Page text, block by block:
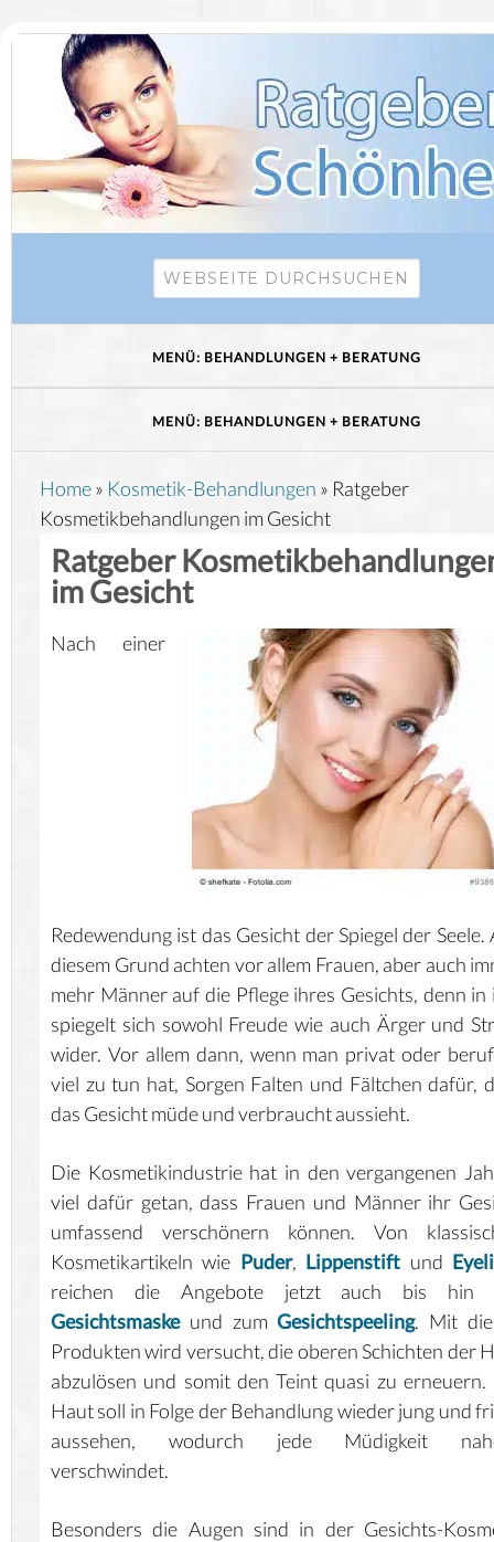
Home» Kosmetik-Behandlungen » Ratgeber
Kosmetikbehandlungen im Gesicht
Ratgeber
im Gesicht
Nach einer
Redewendung ist das Gesicht der Spiegel der Seele.
diesem Grund achten vor allem Frauen, aber auch
mehr Männer auf die Pflege ihres Gesichts, denn in
spiegelt sich sowohl Freude wie auch Ärger und
wider. Vor allem dann, wenn man privat oder
viel zu tun hat, Sorgen Falten und Fältchen dafür,
das Gesicht müde und verbraucht aussieht.
Die Kosmetikindustrie hat in den vergangenen
viel dafür getan, dass Frauen und Männer ihr
umfassend verschönern können. Von
Kosmetikartikeln wie Puder, Lippenstift und
reichen die Angebote jetzt auch bis hin
Gesichtsmaskeund zumGesichtspeeling. Mit
Produkten wird versucht, die oberen Schichten der
abzulösen und somit den Teint quasi zu erneuern.
Haut soll in Folge der Behandlung wieder jung und
aussehen, wodurch jede Müdigkeit
verschwindet.
Besonders die Augen sind in der Gesichts-